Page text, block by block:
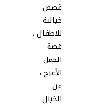
قصص
خيالية
للاطفال ،
قصة
الجمل
الأعرج ،
من
الخيال